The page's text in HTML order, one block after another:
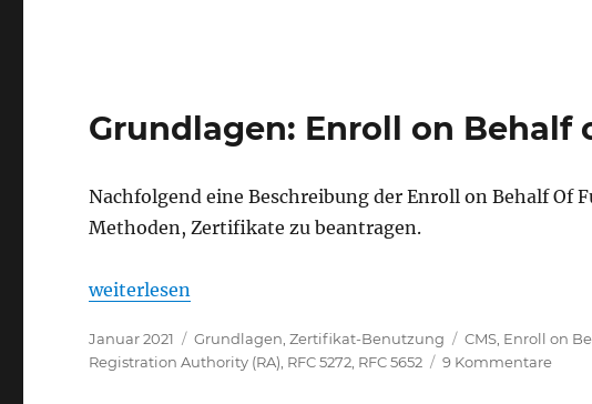
Grundlagen: Enroll on Behalf
Nachfolgend eine Beschreibung der Enroll on Behalf Of
Methoden, Zertifikate zu beantragen.
„Grundlagen: Enroll on Behalf of (EOBO)“
weiterlesen
Veröffentlicht
am
Januar 2021 Kategorien
Grundlagen ,Zertifikat-Benutzung Schlagwörter
CMS Enroll on
Registration Authority (RA) RFC 5272 RFC 5652 9 Kommentarezu